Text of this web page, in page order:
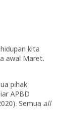
kita
awal Maret.
pihak
APBD
Semua all